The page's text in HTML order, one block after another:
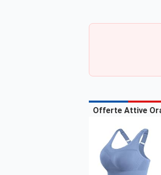
Offerte Attive